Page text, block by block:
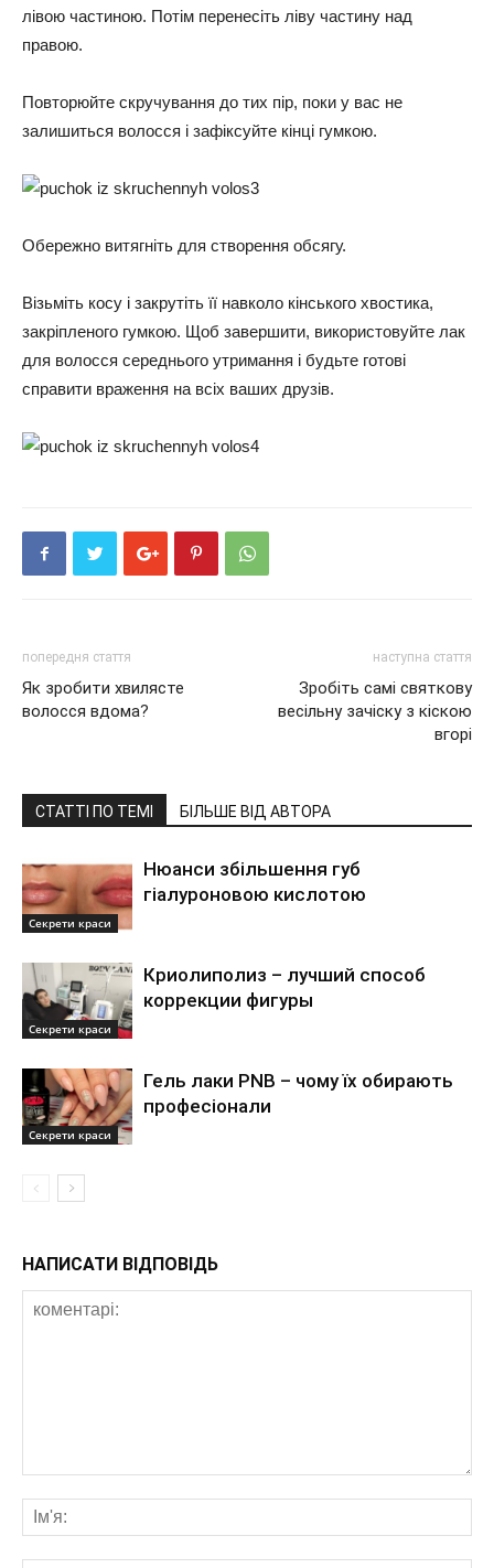
лівою частиною. Потім перенесіть ліву частину над
правою.
Повторюйте скручування до тих пір, поки у вас не
залишиться волосся і зафіксуйте кінці гумкою.
Обережно витягніть для створення обсягу.
Візьміть косу і закрутіть її навколо кінського хвостика,
закріпленого гумкою. Щоб завершити, використовуйте лак
для волосся середнього утримання і будьте готові
справити враження на всіх ваших друзів.
попередня стаття
Як зробити хвилясте
волосся вдома?
наступна стаття
Зробіть самі святкову
весільну зачіску з кіскою
вгорі
СТАТТІ ПО ТЕМІ БІЛЬШЕ ВІД АВТОРА
Секрети краси
Нюанси збільшення губ
гіалуроновою кислотою
Секрети краси
Криолиполиз – лучший способ
коррекции фигуры
Секрети краси
Гель лаки PNB – чому їх обирають
професіонали
НАПИСАТИ ВІДПОВІДЬ